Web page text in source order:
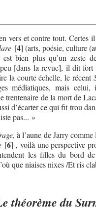
vers et contre tout. Certes
[4] (arts, poésie, culture
bien plus qu’un zeste
[dans la revue], il dit
la courte échelle, le récent
médiatiques, mais celui,
trentenaire de la mort de
d’écarter ce qui fit trou
pas... »
, à l’aune de Jarry
[6] , voilà une perspective
les filles du bord
que niaises nixes /Et ris
théorème du